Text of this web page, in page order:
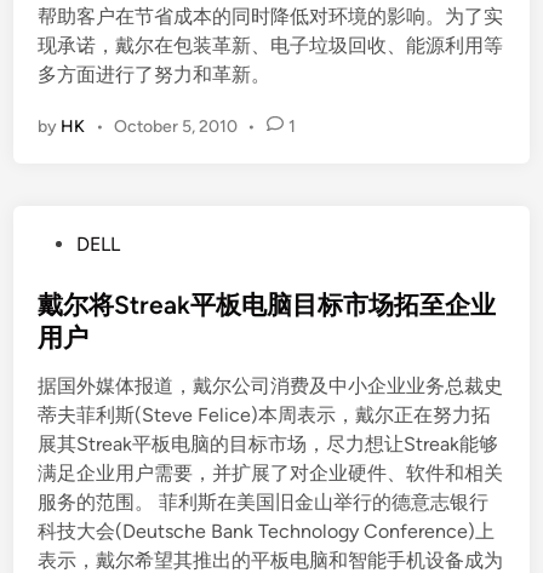
帮助客户在节省成本的同时降低对环境的影响。为了实
现承诺，戴尔在包装革新、电子垃圾回收、能源利用等
多方面进行了努力和革新。
by HK • October 5, 2010 • 1
s
t
d
i
n
DELL
戴尔将Streak平板电脑目标市场拓至企业
用户
据国外媒体报道，戴尔公司消费及中小企业业务总裁史
蒂夫菲利斯(Steve Felice)本周表示，戴尔正在努力拓
展其Streak平板电脑的目标市场，尽力想让Streak能够
满足企业用户需要，并扩展了对企业硬件、软件和相关
服务的范围。 菲利斯在美国旧金山举行的德意志银行
科技大会(Deutsche Bank Technology Conference)上
表示，戴尔希望其推出的平板电脑和智能手机设备成为